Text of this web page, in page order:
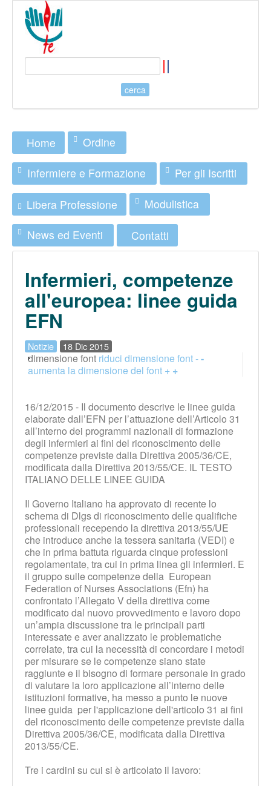
Home Ordine
Infermiere e Formazione Per gli Iscritti
Libera Professione Modulistica
News ed Eventi Contatti
Infermieri, competenze
all'europea: linee guida
EFN
Notizie 18 Dic 2015
dimensione font riduci dimensione font --
aumenta la dimensione del font + +
16/12/2015 - Il documento descrive le linee guida
elaborate dall’EFN per l’attuazione dell’Articolo 31
all’interno dei programmi nazionali di formazione
degli infermieri ai fini del riconoscimento delle
competenze previste dalla Direttiva 2005/36/CE,
modificata dalla Direttiva 2013/55/CE. IL TESTO
ITALIANO DELLE LINEE GUIDA
Il Governo Italiano ha approvato di recente lo
schema di Dlgs di riconoscimento delle qualifiche
professionali recependo la direttiva 2013/55/UE
che introduce anche la tessera sanitaria (VEDI) e
che in prima battuta riguarda cinque professioni
regolamentate, tra cui in prima linea gli infermieri. E
il gruppo sulle competenze della European
Federation of Nurses Associations (Efn) ha
confrontato l’Allegato V della direttiva come
modificato dal nuovo provvedimento e lavoro dopo
un’ampia discussione tra le principali parti
interessate e aver analizzato le problematiche
correlate, tra cui la necessità di concordare i metodi
per misurare se le competenze siano state
raggiunte e il bisogno di formare personale in grado
di valutare la loro applicazione all’interno delle
istituzioni formative, ha messo a punto le nuove
linee guida per l'applicazione dell'articolo 31 ai fini
del riconoscimento delle competenze previste dalla
Direttiva 2005/36/CE, modificata dalla Direttiva
2013/55/CE.
Tre i cardini su cui si è articolato il lavoro: